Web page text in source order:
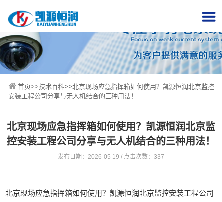
首页>>技术百科>>北京现场应急指挥箱如何使用？凯源恒润北京监控
安装工程公司分享与无人机结合的三种用法！
北京现场应急指挥箱如何使用？凯源恒润北京监
控安装工程公司分享与无人机结合的三种用法！
发布日期：2026-05-19 / 点击次数：337
北京现场应急指挥箱如何使用？凯源恒润北京监控安装工程公司